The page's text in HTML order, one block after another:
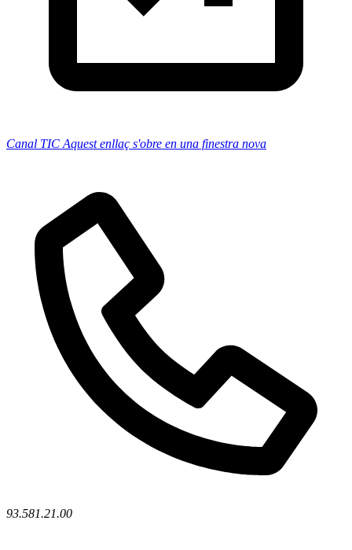
Canal TIC Aquest enllaç s'obre en una finestra nova
93.581.21.00